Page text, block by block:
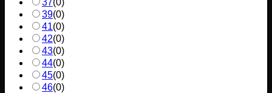
39(0)
41(0)
42(0)
43(0)
44(0)
45(0)
46(0)